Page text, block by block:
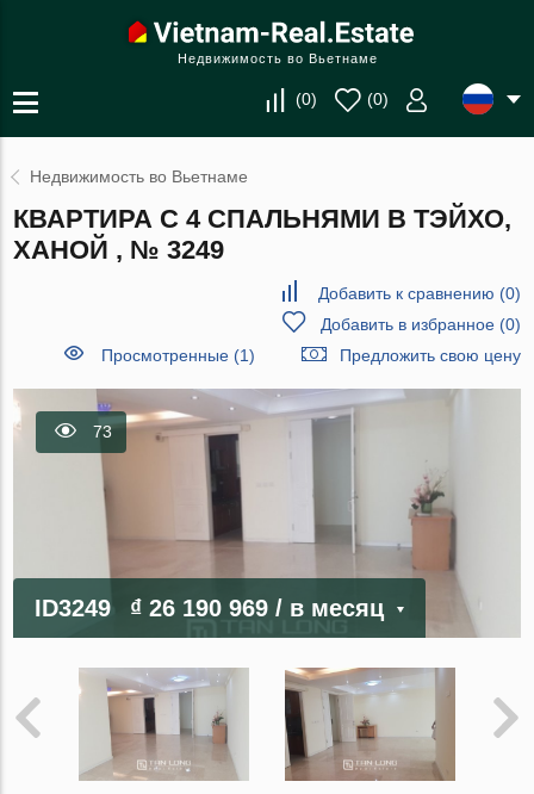
Недвижимость во Вьетнаме
(0) (0)
Недвижимость во Вьетнаме
КВАРТИРА С 4 СПАЛЬНЯМИ В ТЭЙХО,
ХАНОЙ , № 3249
Добавить к сравнению (0)
Добавить в избранное(0)
Просмотренные (1)
Предложить свою цену
73
ID3249 ₫ 26 190 969/ в месяц